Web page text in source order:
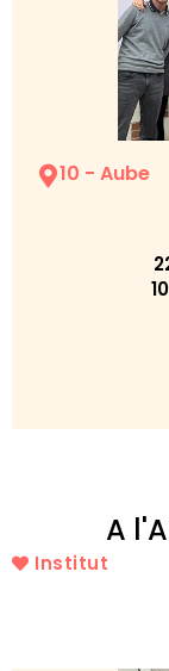
10 - Aube
A
Institut